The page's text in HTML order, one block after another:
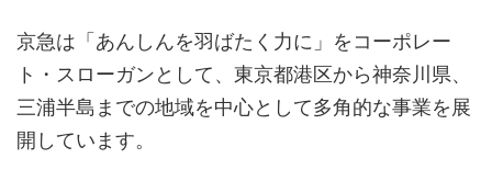
京急は「あんしんを羽ばたく力に」をコーポレー
ト・スローガンとして、東京都港区から神奈川県、
三浦半島までの地域を中心として多角的な事業を展
開しています。